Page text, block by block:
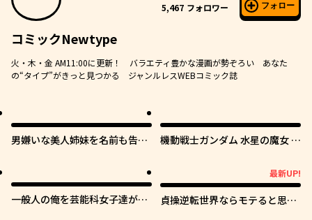
5,467 フォロワー フォロー
コミックNewtype
火・木・金 AM11:00に更新！ バラエティ豊かな漫画が勢ぞろい あなた
の“タイプ”がきっと見つかる ジャンルレスWEBコミック誌
男嫌いな美人姉妹を名前も告げ
機動戦士ガンダム 水星の魔女 青
一般人の俺を芸能科女子達が逃
最新UP!
貞操逆転世界ならモテると思っ